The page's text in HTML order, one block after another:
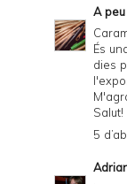
A
És
dies
Salut!
5